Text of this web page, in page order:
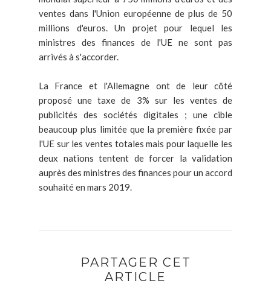
ventes dans l'Union européenne de plus de 50
millions d'euros. Un projet pour lequel les
ministres des finances de l'UE ne sont pas
arrivés à s'accorder.
La France et l'Allemagne ont de leur côté
proposé une taxe de 3% sur les ventes de
publicités des sociétés digitales ; une cible
beaucoup plus limitée que la première fixée par
l'UE sur les ventes totales mais pour laquelle les
deux nations tentent de forcer la validation
auprès des ministres des finances pour un accord
souhaité en mars 2019.
PARTAGER CET
ARTICLE